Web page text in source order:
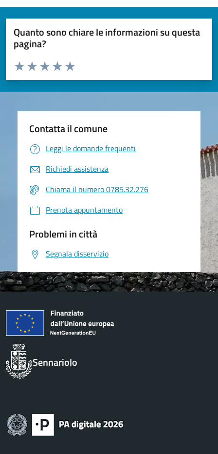
Quanto sono chiare le informazioni su questa
pagina?
Valuta da 1 a 5 stelle la pagina
Valuta 5 stelle su 5
Valuta 4 stelle su 5
Valuta 3 stelle su 5
Valuta 2 stelle su 5
Valuta 1 stelle su 5
Contatta il comune
Leggi le domande frequenti
Richiedi assistenza
Chiama il numero 0785.32.276
Prenota appuntamento
Problemi in città
Segnala disservizio
Sennariolo